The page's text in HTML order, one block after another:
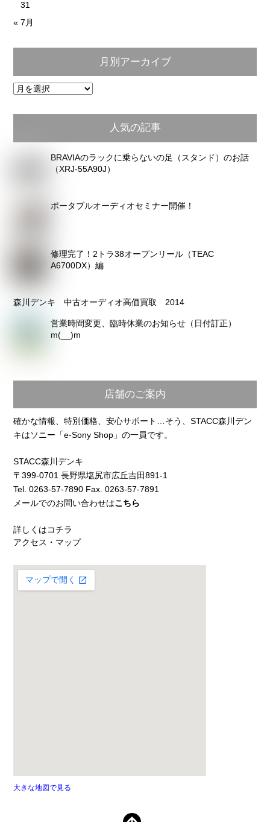
31
« 7月
月別アーカイブ
月
ア
カ
人気の記事
BRAVIAのラックに乗らないの足（スタンド）のお話
（XRJ-55A90J）
ポータブルオーディオセミナー開催！
修理完了！2トラ38オープンリール（TEAC
A6700DX）編
森川デンキ 中古オーディオ高価買取 2014
営業時間変更、臨時休業のお知らせ（日付訂正）
m(__)m
店舗のご案内
確かな情報、特別価格、安心サポート…そう、STACC森川デン
キはソニー「e-Sony Shop」の一員です。
STACC森川デンキ
〒399-0701 長野県塩尻市広丘吉田891-1
Tel. 0263-57-7890 Fax. 0263-57-7891
メールでのお問い合わせはこちら
詳しくはコチラ
アクセス・マップ
大きな地図で見る